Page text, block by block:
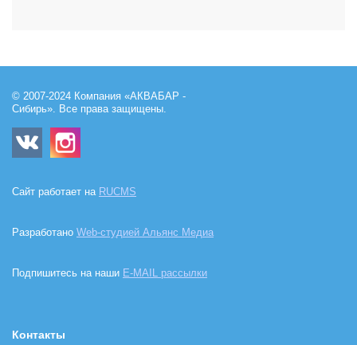
© 2007-2024 Компания «АКВАБАР -
Сибирь». Все права защищены.
Сайт работает на RUCMS
Разработано Web-студией Альянс Медиа
Подпишитесь на наши E-MAIL рассылки
Контакты